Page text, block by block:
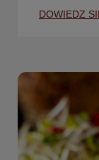
DOWIEDZ